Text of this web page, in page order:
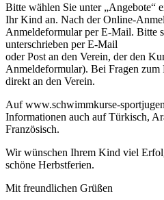
Bitte wählen Sie unter „Angebote“
Ihr Kind an. Nach der Online-
Anmeldeformular per E-Mail. Bitte
unterschrieben per E-Mail
oder Post an den Verein, der den
Anmeldeformular). Bei Fragen zum
direkt an den Verein.
Auf www.schwimmkurse-
Informationen auch auf Türkisch,
Französisch.
Wir wünschen Ihrem Kind viel
schöne Herbstferien.
Mit freundlichen Grüßen